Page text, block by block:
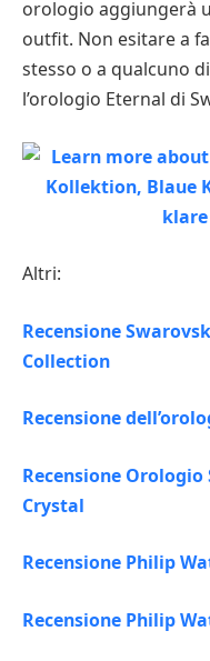
orologio aggiungerà
outfit. Non esitare a
stesso o a qualcuno
l’orologio Eternal di
Altri:
Recensione
Collection
Recensione
Recensione Orologio
Crystal
Recensione Philip
Recensione Philip